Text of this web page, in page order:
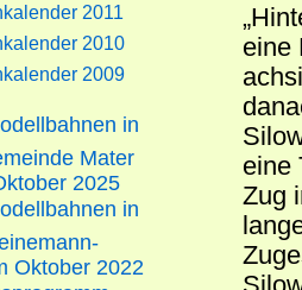
eine
eine
Zug
2011
2010
2009
in
Mater
2025
in
Oktober 2022